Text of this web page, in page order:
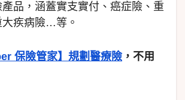
品，涵蓋實支實付、癌症險、重
疾病險…等。
保險管家】規劃醫療險 ，不用